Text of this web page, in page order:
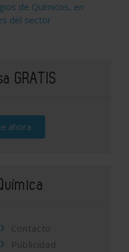
de Químicos, en
del sector
GRATIS
ahora
Contacto
Publicidad